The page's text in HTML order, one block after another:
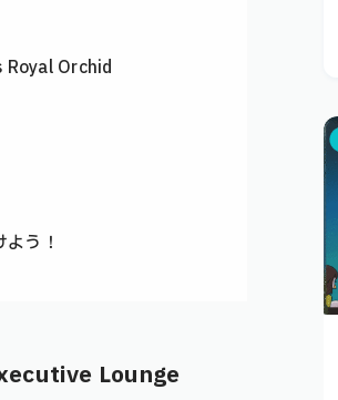
Royal Orchid
う！
Lounge